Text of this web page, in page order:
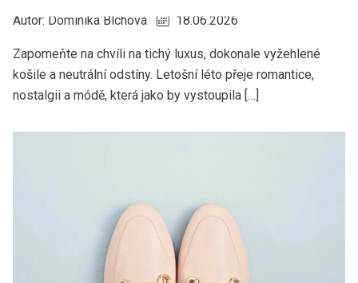
Autor: Dominika Blchová 18.06.2026
Zapomeňte na chvíli na tichý luxus, dokonale vyžehlené
košile a neutrální odstíny. Letošní léto přeje romantice,
nostalgii a módě, která jako by vystoupila […]